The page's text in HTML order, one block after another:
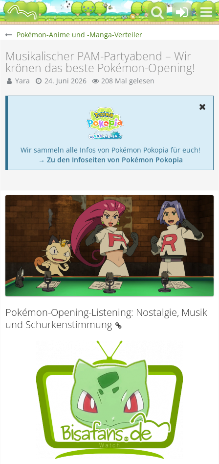
Pokémon-Anime und -Manga-Verteiler
Musikalischer PAM-Partyabend – Wir
krönen das beste Pokémon-Opening!
Yara 24. Juni 2026 208 Mal gelesen
Wir sammeln alle Infos von Pokémon Pokopia für euch!
→ Zu den Infoseiten von Pokémon Pokopia
Pokémon-Opening-Listening: Nostalgie, Musik
und Schurkenstimmung